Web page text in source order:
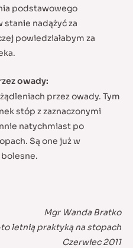
podstawowego
stanie nadążyć za
powiedziałabym za
owady:
przez owady. Tym
stóp z zaznaczonymi
natychmiast po
Są one już w
Mgr Wanda Bratko
letnią praktyką na stopach
Czerwiec 2011